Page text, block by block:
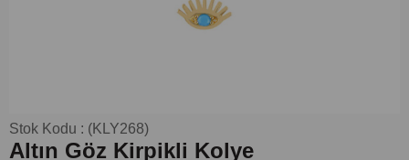
Stok Kodu (KLY268)
Altın Göz Kirpikli Kolye